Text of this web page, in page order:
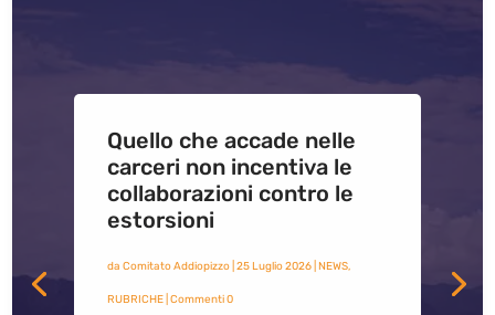
Quello che accade nelle
carceri non incentiva le
collaborazioni contro le
estorsioni
da Comitato Addiopizzo| 25 Luglio 2026| NEWS,
RUBRICHE| Commenti 0